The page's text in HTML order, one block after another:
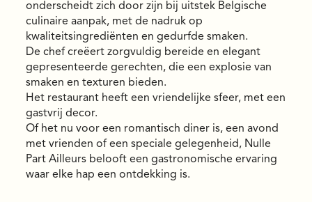
onderscheidt zich door zijn bij uitstek Belgische
culinaire aanpak, met de nadruk op
kwaliteitsingrediënten en gedurfde smaken.
De chef creëert zorgvuldig bereide en elegant
gepresenteerde gerechten, die een explosie van
smaken en texturen bieden.
Het restaurant heeft een vriendelijke sfeer, met een
gastvrij decor.
Of het nu voor een romantisch diner is, een avond
met vrienden of een speciale gelegenheid, Nulle
Part Ailleurs belooft een gastronomische ervaring
waar elke hap een ontdekking is.